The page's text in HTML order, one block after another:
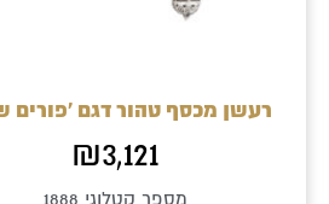
רעשן מכסף טהור דגם
₪3,121